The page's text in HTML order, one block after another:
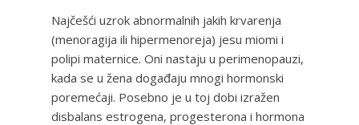
Najčešći uzrok abnormalnih jakih krvarenja
(menoragija ili hipermenoreja) jesu miomi i
polipi maternice. Oni nastaju u perimenopauzi,
kada se u žena događaju mnogi hormonski
poremećaji. Posebno je u toj dobi izražen
disbalans estrogena, progesterona i hormona